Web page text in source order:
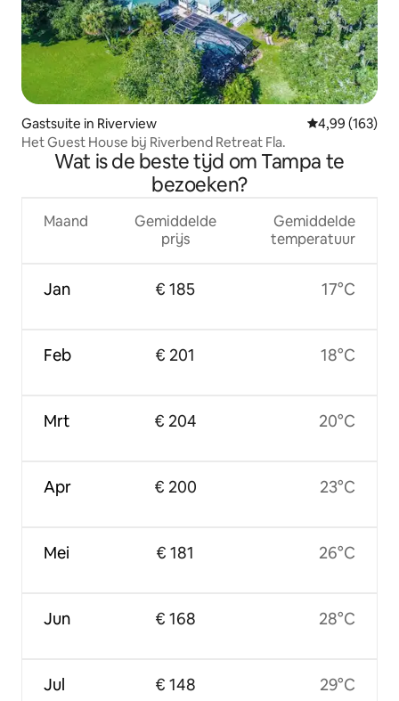
Gastsuite in Riverview Gemiddelde
4,99 (163)
Het Guest House bij Riverbend Retreat Fla.
Wat is de beste tijd om Tampa te
bezoeken?
Maand
Jan
Feb
Mrt
Apr
Mei
Jun
Jul
Gemiddelde
prijs
€ 185
€ 201
€ 204
€ 200
€ 181
€ 168
€ 148
Gemiddelde
temperatuur
17°C
18°C
20°C
23°C
26°C
28°C
29°C